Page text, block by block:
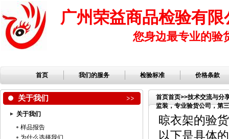
广州荣益商品检验有限
您身边最专业的验
首页 我们的服务 检验标准 价格条款
关于我们
关于我们
样品报告
为什么选择我们
首页首页>>技术交流与分
监装，专业验货公司，第
公司，服装检品，鞋子检
晾衣架的验
以下是具体